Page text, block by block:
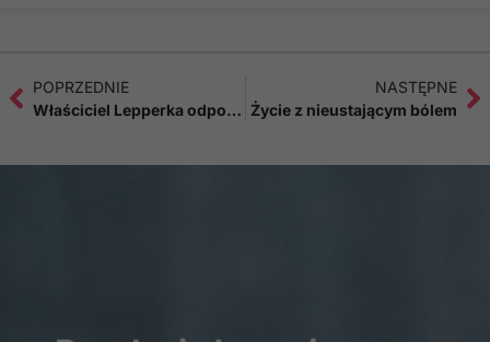
POPRZEDNIE
Właściciel Lepperka odpowie przed sądem
NASTĘPNE
Życie z nieustającym bólem